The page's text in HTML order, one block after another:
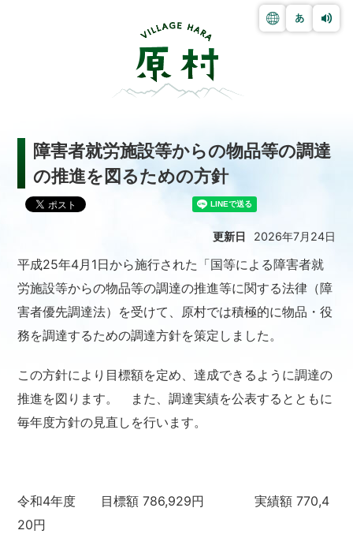
障害者就労施設等からの物品等の調達
の推進を図るための方針
更新日 2026年7月24日
平成25年4月1日から施行された「国等による障害者就
労施設等からの物品等の調達の推進等に関する法律（障
害者優先調達法）を受けて、原村では積極的に物品・役
務を調達するための調達方針を策定しました。
この方針により目標額を定め、達成できるように調達の
推進を図ります。 また、調達実績を公表するとともに
毎年度方針の見直しを行います。
令和4年度 目標額 786,929円 実績額 770,4
20円